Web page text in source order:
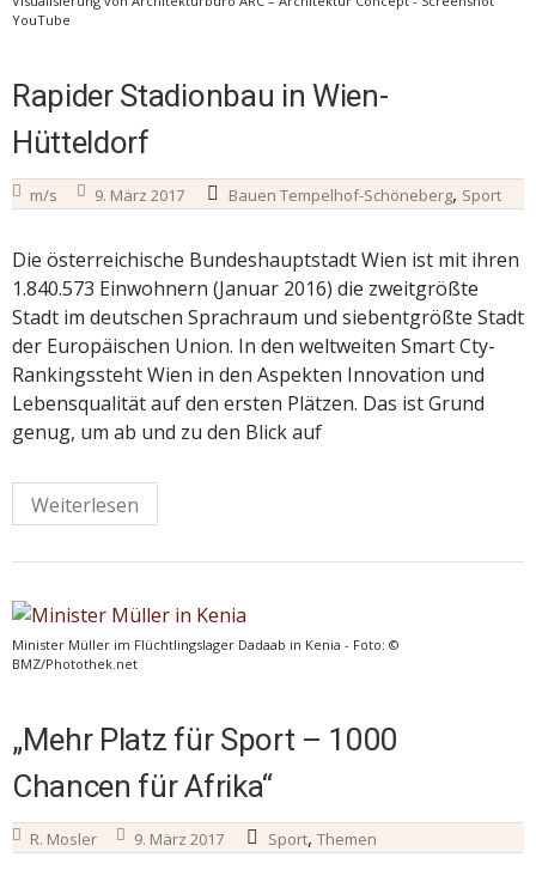
YouTube
Rapider Stadionbau in Wien-
Hütteldorf
m/s 9. März 2017 Bauen Tempelhof-Schöneberg, Sport
Die österreichische Bundeshauptstadt Wien ist mit ihren
1.840.573 Einwohnern (Januar 2016) die zweitgrößte
Stadt im deutschen Sprachraum und siebentgrößte Stadt
der Europäischen Union. In den weltweiten Smart Cty-
Rankingssteht Wien in den Aspekten Innovation und
Lebensqualität auf den ersten Plätzen. Das ist Grund
genug, um ab und zu den Blick auf
Weiterlesen
Minister Müller im Flüchtlingslager Dadaab in Kenia - Foto: ©
BMZ/Photothek.net
„Mehr Platz für Sport – 1000
Chancen für Afrika“
R. Mosler 9. März 2017 Sport, Themen